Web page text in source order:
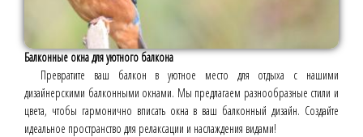
Балконные окна для уютного балкона
Превратите ваш балкон в уютное место для отдыха с нашими
дизайнерскими балконными окнами. Мы предлагаем разнообразные стили и
цвета, чтобы гармонично вписать окна в ваш балконный дизайн. Создайте
идеальное пространство для релаксации и наслаждения видами!